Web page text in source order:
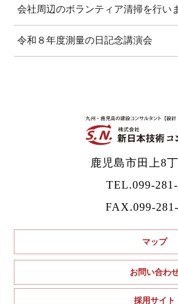
会社周辺のボランティア清掃を行い
令和８年度測量の日記念講演会
鹿児島市田上8
TEL.099-
FAX.099-
マップ
お問い合わ
採用サイト